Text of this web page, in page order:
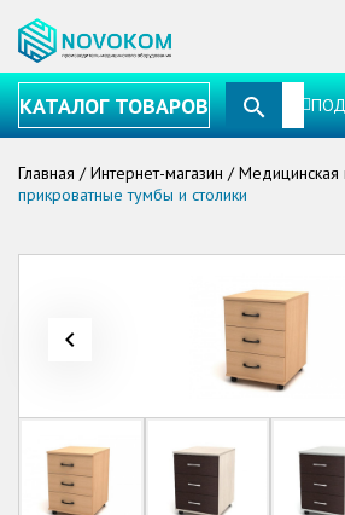
КАТАЛОГ ТОВАРОВ
Главная / Интернет-магазин / Медицинская
прикроватные тумбы и столики
navigate_before